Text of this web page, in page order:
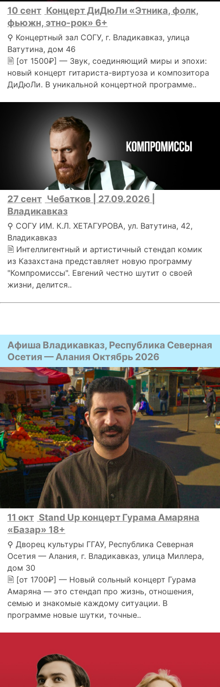
10 сент Концерт ДиДюЛи «Этника, фолк,
фьюжн, этно-рок» 6+
⚲ Концертный зал СОГУ, г. Владикавказ, улица
Ватутина, дом 46
🗎 [от 1500₽] — Звук, соединяющий миры и эпохи:
новый концерт гитариста-виртуоза и композитора
ДиДюЛи. В уникальной концертной программе..
27 сент Чебатков | 27.09.2026 |
Владикавказ
⚲ СОГУ ИМ. К.Л. ХЕТАГУРОВА, ул. Ватутина, 42,
Владикавказ
🗎 Интеллигентный и артистичный стендап комик
из Казахстана представляет новую программу
"Компромиссы". Евгений честно шутит о своей
жизни, делится..
Афиша Владикавказ, Республика Северная
Осетия — Алания Октябрь 2026
11 окт Stand Up концерт Гурама Амаряна
«Базар» 18+
⚲ Дворец культуры ГГАУ, Республика Северная
Осетия — Алания, г. Владикавказ, улица Миллера,
дом 30
🗎 [от 1700₽] — Новый сольный концерт Гурама
Амаряна — это стендап про жизнь, отношения,
семью и знакомые каждому ситуации. В
программе новые шутки, точные..